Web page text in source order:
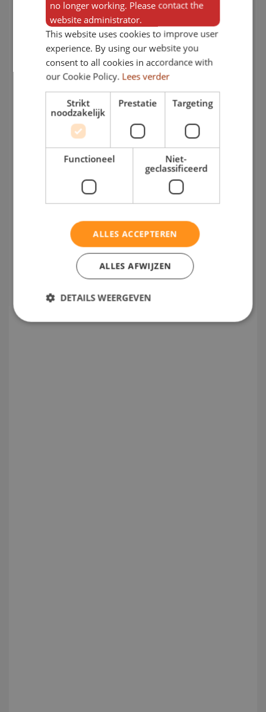
no longer working. Please contact the
website administrator.
This website uses cookies to improve user
experience. By using our website you
consent to all cookies in accordance with
our Cookie Policy. Lees verder
Strikt
noodzakelijk
Prestatie Targeting
Functioneel
Niet-
geclassificeerd
ALLES ACCEPTEREN
ALLES AFWIJZEN
DETAILS WEERGEVEN